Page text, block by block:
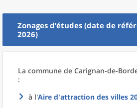
Zonages d’études (date de
2026)
La commune de Carignan-de-
:
à l'Aire d'attraction des villes